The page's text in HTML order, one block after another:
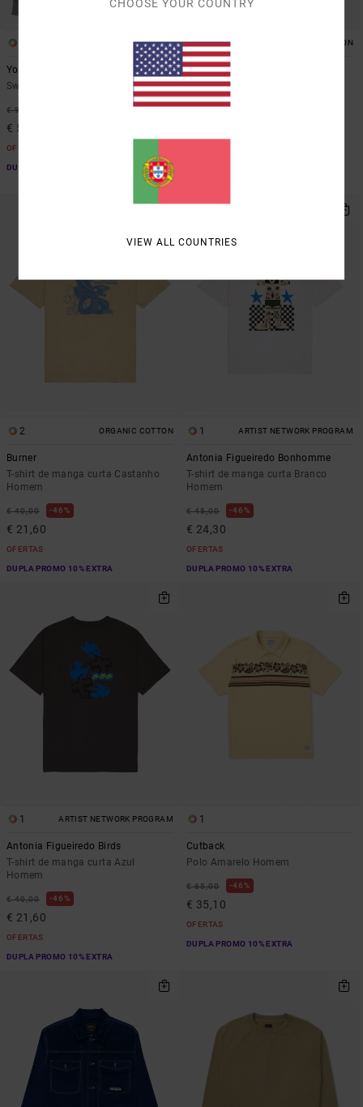
ARTIST NETWORK PROGRAM
Youre Still There
Sweatshirt com capuz Azul homem
€ 90,00
€ 56,70
OFERTAS
DUPLA PROMO 10% EXTRA
2 ORGANIC COTTON
Bad Panther
T-shirt de manga curta Branco
Homem
€ 21,60
2 ORGANIC COTTON
Burner
T-shirt de manga curta Castanho
Homem
€ 40,00 46%
€ 21,60
OFERTAS
DUPLA PROMO 10% EXTRA
1 ARTIST NETWORK PROGRAM
Antonia Figueiredo Bonhomme
T-shirt de manga curta Branco
Homem
€ 45,00 46%
€ 24,30
OFERTAS
DUPLA PROMO 10% EXTRA
1 ARTIST NETWORK PROGRAM
Antonia Figueiredo Birds
T-shirt de manga curta Azul
Homem
€ 40,00 46%
€ 21,60
OFERTAS
DUPLA PROMO 10% EXTRA
1
Cutback
Polo Amarelo Homem
€ 65,00 46%
€ 35,10
OFERTAS
DUPLA PROMO 10% EXTRA
VIEW ALL COUNTRIES